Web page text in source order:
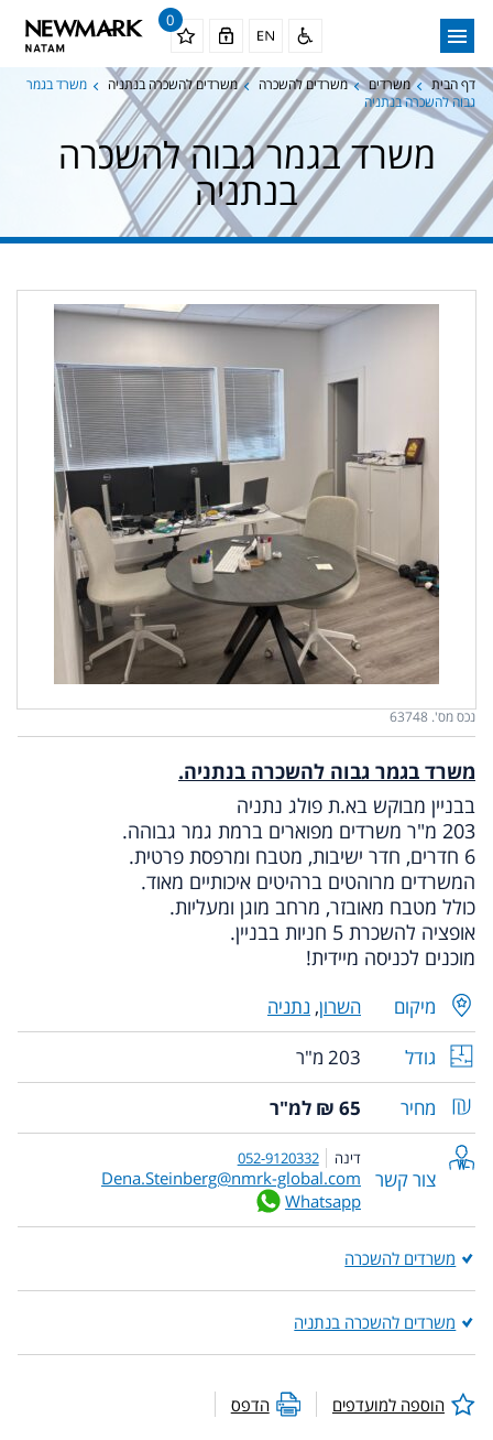
0
דף הבית משרדים משרדים להשכרה משרדים להשכרה בנתניה
משרד בגמר
גבוה להשכרה בנתניה
משרד בגמר גבוה להשכרה
בנתניה
נכס מס'. 63748
משרד בגמר גבוה להשכרה בנתניה.
בבניין מבוקש בא.ת פולג נתניה
203 מ"ר משרדים מפוארים ברמת גמר גבוהה.
6 חדרים, חדר ישיבות, מטבח ומרפסת פרטית.
המשרדים מרוהטים ברהיטים איכותיים מאוד.
כולל מטבח מאובזר, מרחב מוגן ומעליות.
אופציה להשכרת 5 חניות בבניין.
מוכנים לכניסה מיידית!
מיקום השרון, נתניה
גודל
203 מ"ר
מחיר
65 ₪ למ"ר
צור קשר
דינה 052-9120332
Dena.Steinberg@nmrk-global.com
Whatsapp
משרדים להשכרה
משרדים להשכרה בנתניה
הוספה למועדפים הדפס